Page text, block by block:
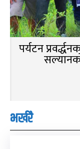
पर्यटन
भर्खरै